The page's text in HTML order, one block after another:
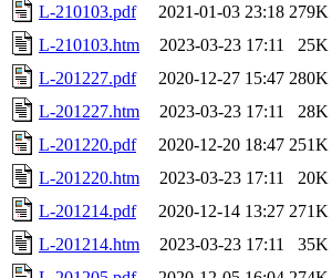
L-210103.pdf
2021-01-03 23:18 279K
L-210103.htm
2023-03-23 17:11 25K
L-201227.pdf
2020-12-27 15:47 280K
L-201227.htm
2023-03-23 17:11 28K
L-201220.pdf
2020-12-20 18:47 251K
L-201220.htm
2023-03-23 17:11 20K
L-201214.pdf
2020-12-14 13:27 271K
L-201214.htm
2023-03-23 17:11 35K